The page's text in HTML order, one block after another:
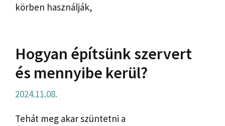
körben használják,
Hogyan építsünk szervert
és mennyibe kerül?
2024.11.08.
Tehát meg akar szüntetni a